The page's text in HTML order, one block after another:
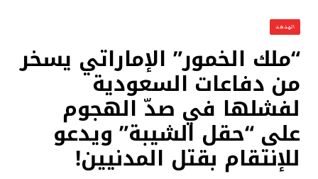
الهدهد
“ملك الخمور” الإماراتي يسخر
من دفاعات السعودية
لفشلها في صدّ الهجوم
على “حقل الشيبة” ويدعو
للإنتقام بقتل المدنيين!